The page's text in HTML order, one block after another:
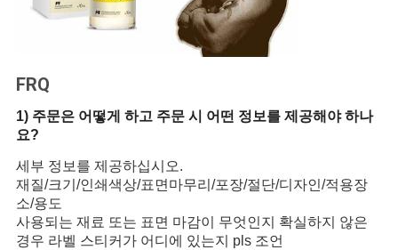
FRQ
1) 주문은 어떻게 하고 주문 시 어떤 정보를 제공해야 하나
요?
세부 정보를 제공하십시오.
재질/크기/인쇄색상/표면마무리/포장/절단/디자인/적용장
소/용도
사용되는 재료 또는 표면 마감이 무엇인지 확실하지 않은
경우 라벨 스티커가 어디에 있는지 pls 조언